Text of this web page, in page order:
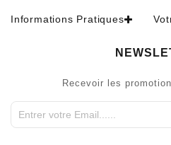
Informations Pratiques
Recevoir les